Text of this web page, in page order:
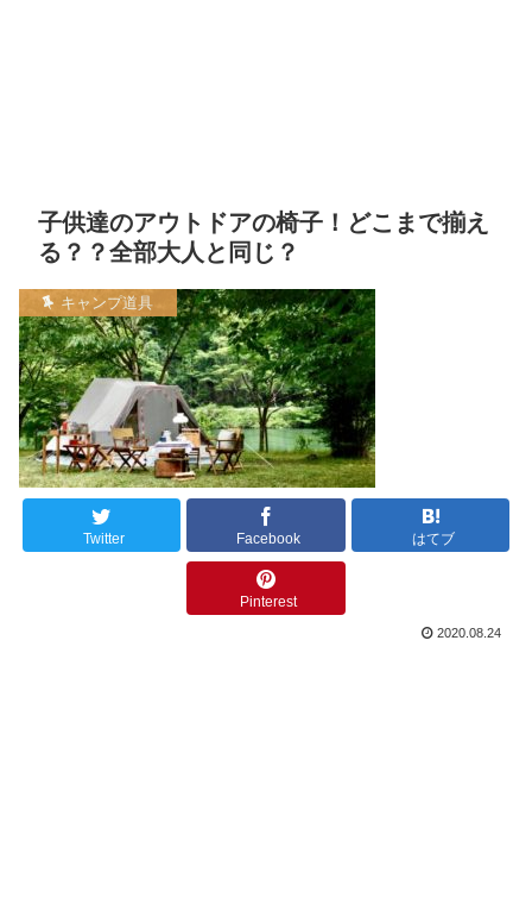
子供達のアウトドアの椅子！どこまで揃え
る？？全部大人と同じ？
キャンプ道具
Twitter Facebook はてブ
Pinterest
2020.08.24